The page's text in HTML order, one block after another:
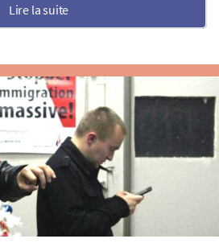
Lire la suite